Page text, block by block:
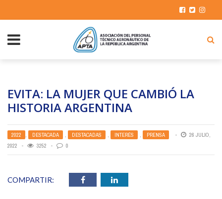
EVITA: LA MUJER QUE CAMBIÓ LA
HISTORIA ARGENTINA
2022 , DESTACADA , DESTACADAS , INTERÉS , PRENSA
26 JULIO,
2022
3252 0
COMPARTIR: